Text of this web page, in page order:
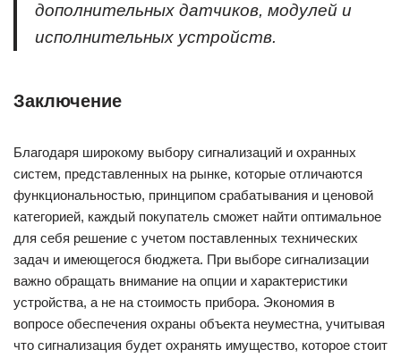
дополнительных датчиков, модулей и
исполнительных устройств.
Заключение
Благодаря широкому выбору сигнализаций и охранных
систем, представленных на рынке, которые отличаются
функциональностью, принципом срабатывания и ценовой
категорией, каждый покупатель сможет найти оптимальное
для себя решение с учетом поставленных технических
задач и имеющегося бюджета. При выборе сигнализации
важно обращать внимание на опции и характеристики
устройства, а не на стоимость прибора. Экономия в
вопросе обеспечения охраны объекта неуместна, учитывая
что сигнализация будет охранять имущество, которое стоит